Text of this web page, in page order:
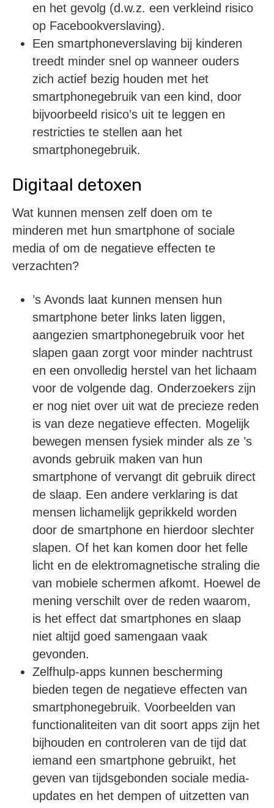
en het gevolg (d.w.z. een verkleind risico
op Facebookverslaving).
Een smartphoneverslaving bij kinderen
treedt minder snel op wanneer ouders
zich actief bezig houden met het
smartphonegebruik van een kind, door
bijvoorbeeld risico’s uit te leggen en
restricties te stellen aan het
smartphonegebruik.
Digitaal detoxen
Wat kunnen mensen zelf doen om te
minderen met hun smartphone of sociale
media of om de negatieve effecten te
verzachten?
’s Avonds laat kunnen mensen hun
smartphone beter links laten liggen,
aangezien smartphonegebruik voor het
slapen gaan zorgt voor minder nachtrust
en een onvolledig herstel van het lichaam
voor de volgende dag. Onderzoekers zijn
er nog niet over uit wat de precieze reden
is van deze negatieve effecten. Mogelijk
bewegen mensen fysiek minder als ze ’s
avonds gebruik maken van hun
smartphone of vervangt dit gebruik direct
de slaap. Een andere verklaring is dat
mensen lichamelijk geprikkeld worden
door de smartphone en hierdoor slechter
slapen. Of het kan komen door het felle
licht en de elektromagnetische straling die
van mobiele schermen afkomt. Hoewel de
mening verschilt over de reden waarom,
is het effect dat smartphones en slaap
niet altijd goed samengaan vaak
gevonden.
Zelfhulp-apps kunnen bescherming
bieden tegen de negatieve effecten van
smartphonegebruik. Voorbeelden van
functionaliteiten van dit soort apps zijn het
bijhouden en controleren van de tijd dat
iemand een smartphone gebruikt, het
geven van tijdsgebonden sociale media-
updates en het dempen of uitzetten van